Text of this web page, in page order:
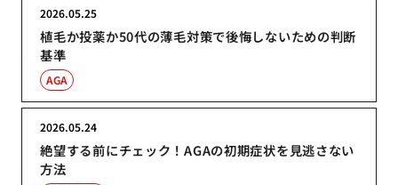
植毛か投薬か50代の薄毛対策で後悔しないための判断
基準
2026.05.25
AGA
絶望する前にチェック！AGAの初期症状を見逃さない
方法
2026.05.24